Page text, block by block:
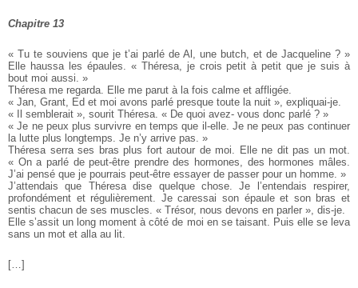
Chapitre 13
« Tu te souviens que je t’ai parlé de Al, une butch, et de Jacqueline ? »
Elle haussa les épaules. « Théresa, je crois petit à petit que je suis à
bout moi aussi. »
Théresa me regarda. Elle me parut à la fois calme et affligée.
« Jan, Grant, Ed et moi avons parlé presque toute la nuit », expliquai-je.
« Il semblerait », sourit Théresa. « De quoi avez- vous donc parlé ? »
« Je ne peux plus survivre en temps que il-elle. Je ne peux pas continuer
la lutte plus longtemps. Je n’y arrive pas. »
Théresa serra ses bras plus fort autour de moi. Elle ne dit pas un mot.
« On a parlé de peut-être prendre des hormones, des hormones mâles.
J’ai pensé que je pourrais peut-être essayer de passer pour un homme. »
J’attendais que Théresa dise quelque chose. Je l’entendais respirer,
profondément et régulièrement. Je caressai son épaule et son bras et
sentis chacun de ses muscles. « Trésor, nous devons en parler », dis-je.
Elle s’assit un long moment à côté de moi en se taisant. Puis elle se leva
sans un mot et alla au lit.
[…]